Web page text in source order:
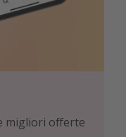
migliori offerte
di viaggi e
e i